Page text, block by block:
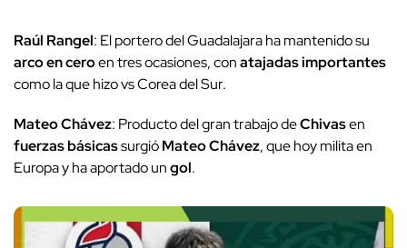
Raúl Rangel: El portero del Guadalajara ha mantenido su
arco en ceroen tres ocasiones, conatajadas importantes
como la que hizo vs Corea del Sur.
Mateo Chávez: Producto del gran trabajo deChivasen
fuerzas básicassurgióMateo Chávez, que hoy milita en
Europa y ha aportado ungol.